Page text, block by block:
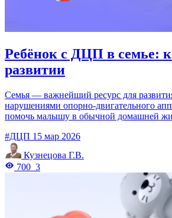
Ребёнок с ДЦП в семье:
развитии
Семья — важнейший ресурс для
нарушениями опорно-двигательного
помочь малышу в обычной домашней
#ДЦП 15 мар 2026
Кузнецова Г.В.
700 3